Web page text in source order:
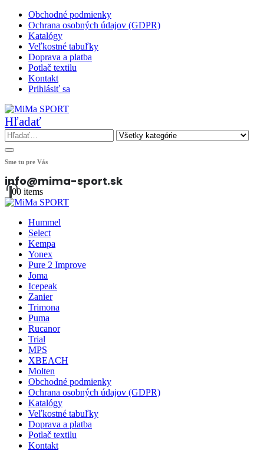
Obchodné podmienky
Ochrana osobných údajov (GDPR)
Katalógy
Veľkostné tabuľky
Doprava a platba
Potlač textilu
Kontakt
Prihlásiť sa
Hľadať
Sme tu pre Vás
info@mima-sport.sk
00 items
Hummel
Select
Kempa
Yonex
Pure 2 Improve
Joma
Icepeak
Zanier
Trimona
Puma
Rucanor
Trial
MPS
XBEACH
Molten
Obchodné podmienky
Ochrana osobných údajov (GDPR)
Katalógy
Veľkostné tabuľky
Doprava a platba
Potlač textilu
Kontakt